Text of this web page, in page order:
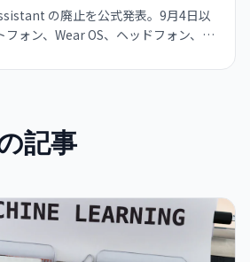
の廃止を公式発表。9月4日以
ォン、Wear OS、ヘッドフォン、
への移行に対する信頼性の懸念が
記事